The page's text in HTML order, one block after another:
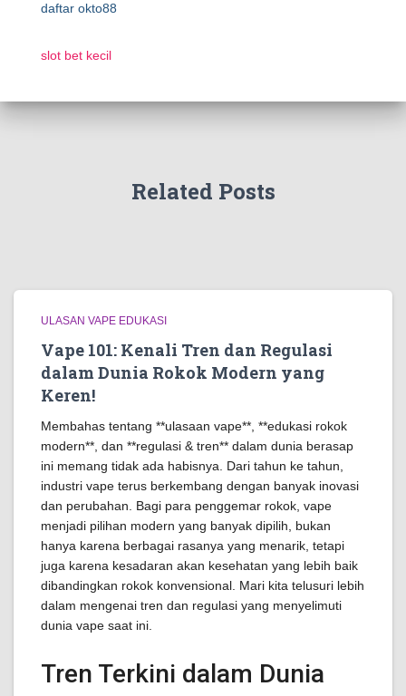
daftar okto88
slot bet kecil
Related Posts
ULASAN VAPE EDUKASI
Vape 101: Kenali Tren dan Regulasi
dalam Dunia Rokok Modern yang
Keren!
Membahas tentang **ulasaan vape**, **edukasi rokok
modern**, dan **regulasi & tren** dalam dunia berasap
ini memang tidak ada habisnya. Dari tahun ke tahun,
industri vape terus berkembang dengan banyak inovasi
dan perubahan. Bagi para penggemar rokok, vape
menjadi pilihan modern yang banyak dipilih, bukan
hanya karena berbagai rasanya yang menarik, tetapi
juga karena kesadaran akan kesehatan yang lebih baik
dibandingkan rokok konvensional. Mari kita telusuri lebih
dalam mengenai tren dan regulasi yang menyelimuti
dunia vape saat ini.
Tren Terkini dalam Dunia